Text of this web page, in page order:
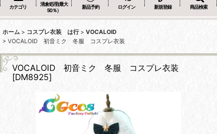
カテゴリ
清倉処理(最大
50％）
新品予約 ログイン 新規登録 商品検索
ホーム > コスプレ衣装 は行 > VOCALOID
> VOCALOID 初音ミク 冬服 コスプレ衣装
VOCALOID 初音ミク 冬服 コスプレ衣装
[DM8925]